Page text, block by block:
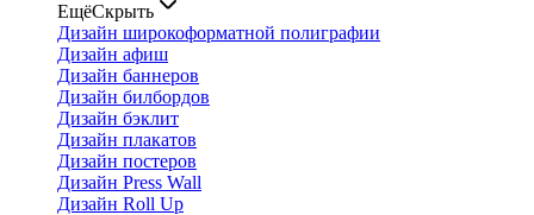
ЕщёСкрыть
Дизайн широкоформатной полиграфии
Дизайн афиш
Дизайн баннеров
Дизайн билбордов
Дизайн бэклит
Дизайн плакатов
Дизайн постеров
Дизайн Press Wall
Дизайн Roll Up